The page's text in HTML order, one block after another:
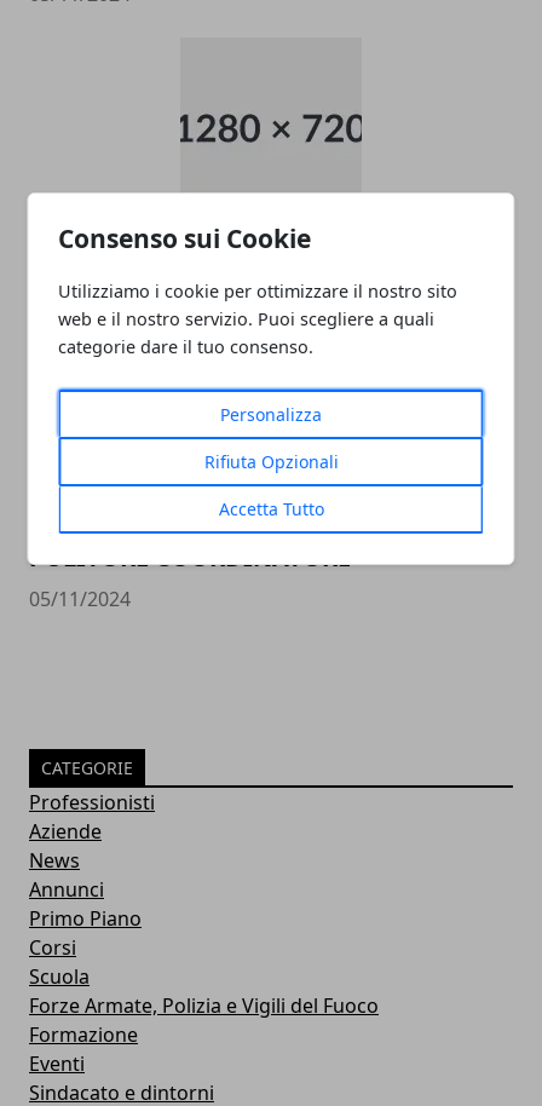
Consenso sui Cookie
Utilizziamo i cookie per ottimizzare il nostro sito
web e il nostro servizio. Puoi scegliere a quali
categorie dare il tuo consenso.
Personalizza
Rifiuta Opzionali
Accetta Tutto
data entry
05/11/2024
PULITORE COORDINATORE
05/11/2024
CATEGORIE
Professionisti
Aziende
News
Annunci
Primo Piano
Corsi
Scuola
Forze Armate, Polizia e Vigili del Fuoco
Formazione
Eventi
Sindacato e dintorni